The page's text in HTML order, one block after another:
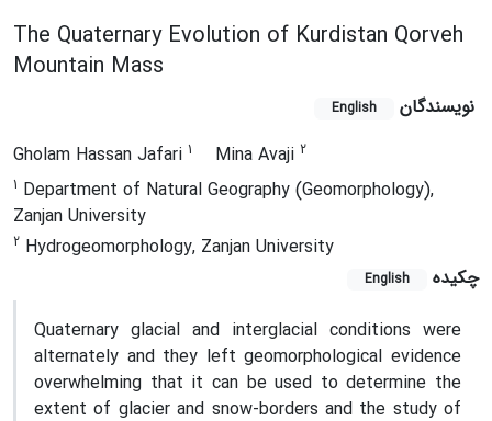
The Quaternary Evolution of Kurdistan Qorveh
Mountain Mass
نویسندگان English
Gholam Hassan Jafari 1 Mina Avaji 2
1 Department of Natural Geography (Geomorphology),
Zanjan University
2 Hydrogeomorphology, Zanjan University
چکیده
English
Quaternary glacial and interglacial conditions were
alternately and they left geomorphological evidence
overwhelming that it can be used to determine the
extent of glacier and snow-borders and the study of